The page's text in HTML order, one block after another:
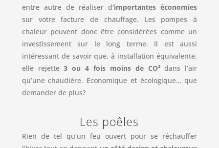
entre autre de réaliser d‘importantes économies
sur votre facture de chauffage. Les pompes à
chaleur peuvent donc être considérées comme un
investissement sur le long terme. Il est aussi
intéressant de savoir que, à installation équivalente,
elle rejette3 ou 4 fois moins de CO²dans l’air
qu’une chaudière. Economique et écologique… que
demander de plus?
Les poêles
Rien de tel qu’un feu ouvert pour se réchauffer